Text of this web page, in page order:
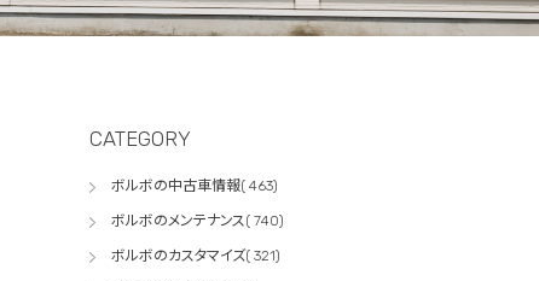
CATEGORY
ボルボの中古車情報( 463)
ボルボのメンテナンス( 740)
ボルボのカスタマイズ( 321)